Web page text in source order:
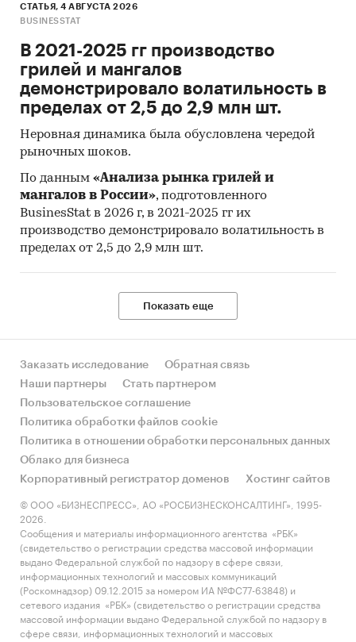
СТАТЬЯ, 4 АВГУСТА 2026
BUSINESSTAT
В 2021-2025 гг производство
грилей и мангалов
демонстрировало волатильность в
пределах от 2,5 до 2,9 млн шт.
Неровная динамика была обусловлена чередой
рыночных шоков.
По данным «Анализа рынка грилей и
мангалов в России», подготовленного
BusinesStat в 2026 г, в 2021-2025 гг их
производство демонстрировало волатильность в
пределах от 2,5 до 2,9 млн шт.
Показать еще
Заказать исследование
Обратная связь
Наши партнеры
Стать партнером
Пользовательское соглашение
Политика обработки файлов cookie
Политика в отношении обработки персональных данных
Облако для бизнеса
Корпоративный регистратор доменов
Хостинг сайтов
© ООО «БИЗНЕСПРЕСС», АО «РОСБИЗНЕСКОНСАЛТИНГ», 1995-
2026.
Сообщения и материалы информационного агентства «РБК»
(свидетельство о регистрации средства массовой информации
выдано Федеральной службой по надзору в сфере связи,
информационных технологий и массовых коммуникаций
(Роскомнадзор) 09.12.2015 за номером ИА №ФС77-63848) и
сетевого издания «РБК» (свидетельство о регистрации средства
массовой информации выдано Федеральной службой по надзору в
сфере связи, информационных технологий и массовых